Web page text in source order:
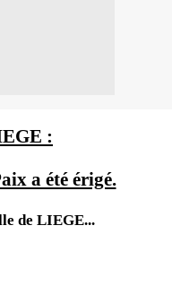
:
a été érigé.
de LIEGE...